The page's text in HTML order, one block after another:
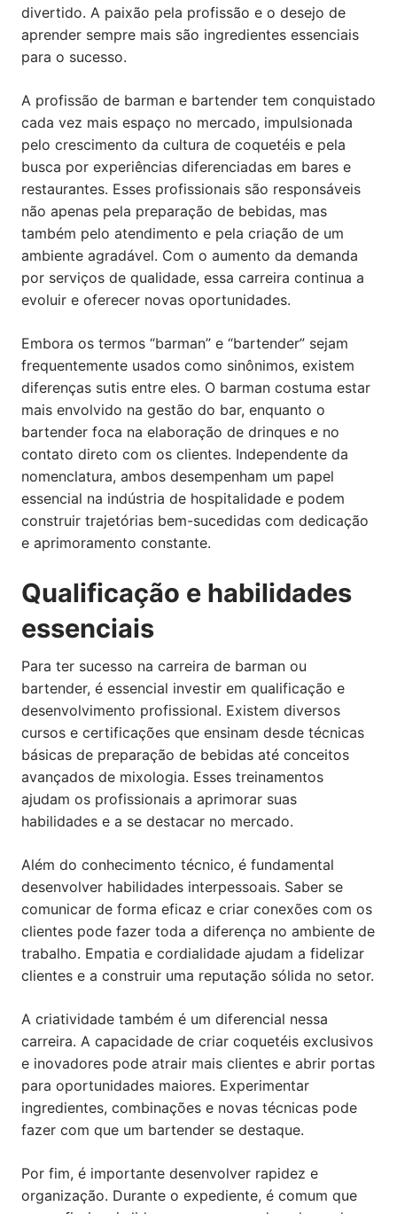
divertido. A paixão pela profissão e o desejo de
aprender sempre mais são ingredientes essenciais
para o sucesso.
A profissão de barman e bartender tem conquistado
cada vez mais espaço no mercado, impulsionada
pelo crescimento da cultura de coquetéis e pela
busca por experiências diferenciadas em bares e
restaurantes. Esses profissionais são responsáveis
não apenas pela preparação de bebidas, mas
também pelo atendimento e pela criação de um
ambiente agradável. Com o aumento da demanda
por serviços de qualidade, essa carreira continua a
evoluir e oferecer novas oportunidades.
Embora os termos “barman” e “bartender” sejam
frequentemente usados como sinônimos, existem
diferenças sutis entre eles. O barman costuma estar
mais envolvido na gestão do bar, enquanto o
bartender foca na elaboração de drinques e no
contato direto com os clientes. Independente da
nomenclatura, ambos desempenham um papel
essencial na indústria de hospitalidade e podem
construir trajetórias bem-sucedidas com dedicação
e aprimoramento constante.
Qualificação e habilidades
essenciais
Para ter sucesso na carreira de barman ou
bartender, é essencial investir em qualificação e
desenvolvimento profissional. Existem diversos
cursos e certificações que ensinam desde técnicas
básicas de preparação de bebidas até conceitos
avançados de mixologia. Esses treinamentos
ajudam os profissionais a aprimorar suas
habilidades e a se destacar no mercado.
Além do conhecimento técnico, é fundamental
desenvolver habilidades interpessoais. Saber se
comunicar de forma eficaz e criar conexões com os
clientes pode fazer toda a diferença no ambiente de
trabalho. Empatia e cordialidade ajudam a fidelizar
clientes e a construir uma reputação sólida no setor.
A criatividade também é um diferencial nessa
carreira. A capacidade de criar coquetéis exclusivos
e inovadores pode atrair mais clientes e abrir portas
para oportunidades maiores. Experimentar
ingredientes, combinações e novas técnicas pode
fazer com que um bartender se destaque.
Por fim, é importante desenvolver rapidez e
organização. Durante o expediente, é comum que